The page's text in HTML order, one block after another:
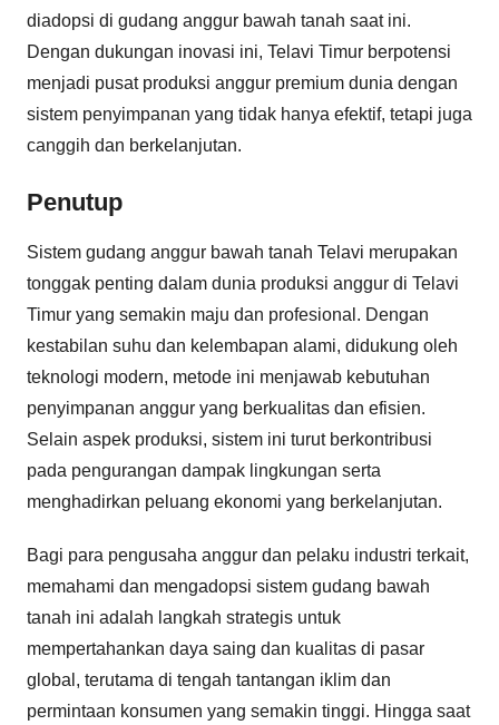
diadopsi di gudang anggur bawah tanah saat ini.
Dengan dukungan inovasi ini, Telavi Timur berpotensi
menjadi pusat produksi anggur premium dunia dengan
sistem penyimpanan yang tidak hanya efektif, tetapi juga
canggih dan berkelanjutan.
Penutup
Sistem gudang anggur bawah tanah Telavi merupakan
tonggak penting dalam dunia produksi anggur di Telavi
Timur yang semakin maju dan profesional. Dengan
kestabilan suhu dan kelembapan alami, didukung oleh
teknologi modern, metode ini menjawab kebutuhan
penyimpanan anggur yang berkualitas dan efisien.
Selain aspek produksi, sistem ini turut berkontribusi
pada pengurangan dampak lingkungan serta
menghadirkan peluang ekonomi yang berkelanjutan.
Bagi para pengusaha anggur dan pelaku industri terkait,
memahami dan mengadopsi sistem gudang bawah
tanah ini adalah langkah strategis untuk
mempertahankan daya saing dan kualitas di pasar
global, terutama di tengah tantangan iklim dan
permintaan konsumen yang semakin tinggi. Hingga saat